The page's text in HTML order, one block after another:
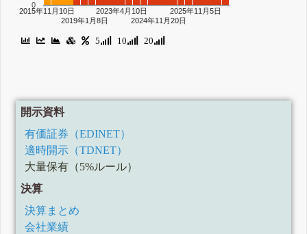
2015年11月10日
2019年1月8日
2023年4月10日
2024年11月20日
2025年11月5日
0
5 10 20
開示資料
有価証券（EDINET）
適時開示（TDNET）
大量保有（5%ルール）
決算
決算まとめ
会社業績